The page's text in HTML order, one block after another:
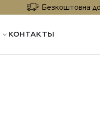
Безкоштовна доставка від
КОНТАКТЫ